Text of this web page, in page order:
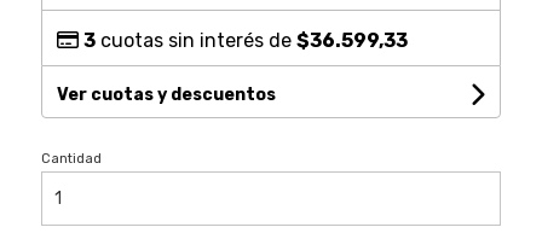
3cuotas sin interés de $36.599,33
Ver cuotas y descuentos
Cantidad